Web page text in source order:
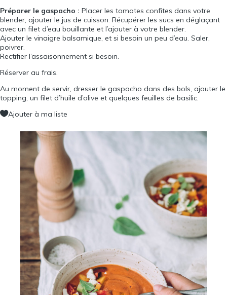
Préparer le gaspacho : Placer les tomates confites dans votre
blender, ajouter le jus de cuisson. Récupérer les sucs en déglaçant
avec un filet d’eau bouillante et l’ajouter à votre blender.
Ajouter le vinaigre balsamique, et si besoin un peu d’eau. Saler,
poivrer.
Rectifier l’assaisonnement si besoin.
Réserver au frais.
Au moment de servir, dresser le gaspacho dans des bols, ajouter le
topping, un filet d’huile d’olive et quelques feuilles de basilic.
Ajouter à ma liste